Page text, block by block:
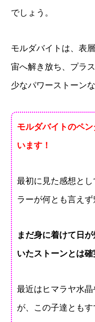
でしょう。
モルダバイトは、表
宙へ解き放ち、プラ
少なパワーストーンな
モルダバイトのペ
います！
最初に見た感想と
ラーが何とも言えず
まだ身に着けて日
いたストーンとは確
最近はヒマラヤ水
が、この子達とも